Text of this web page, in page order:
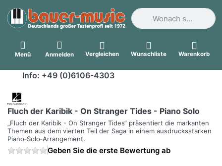
Geben Sie einen
Menü Anmelden Vergleichen Wunschliste Warenkorb
Info: +49 (0)6106-4303
Fluch der Karibik - On Stranger Tides - Piano Solo
„Fluch der Karibik - On Stranger Tides“ präsentiert die markanten
Themen aus dem vierten Teil der Saga in einem ausdrucksstarken
Piano‑Solo‑Arrangement.
Geben Sie die erste Bewertung ab